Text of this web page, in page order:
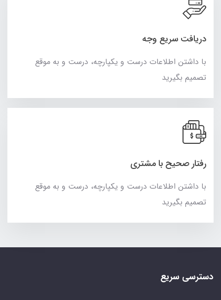
دریافت سریع وجه
با داشتن اطلاعات درست و یکپارچه، درست و به موقع
تصمیم بگیرید
رفتار صحیح با مشتری
با داشتن اطلاعات درست و یکپارچه، درست و به موقع
تصمیم بگیرید
دسترسی سریع